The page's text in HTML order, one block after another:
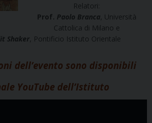
Relatori:
Prof. Paolo Branca, Università
Cattolica di Milano e
Shaker, Pontificio Istituto Orientale
dell’evento sono disponibili
YouTube dell’Istituto